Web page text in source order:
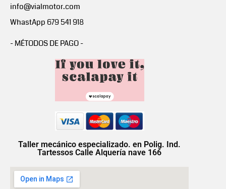
info@vialmotor.com
WhastApp 679 541 918
- MÉTODOS DE PAGO -
Taller mecánico especializado. en Polig. Ind.
Tartessos Calle Alquería nave 166